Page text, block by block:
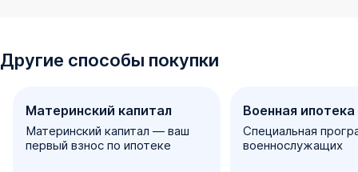
Другие способы покупки
Материнский капитал
Материнский капитал — ваш
первый взнос по ипотеке
Военная ипотека
Специальная
военнослужащих